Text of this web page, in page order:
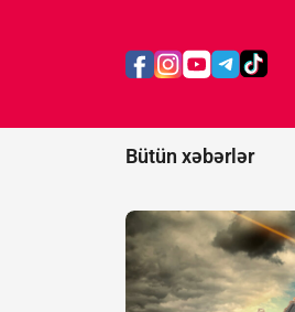
Bütün xəbərlər
lazer
alacaq